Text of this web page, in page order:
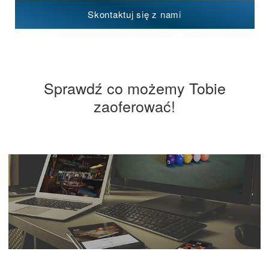
Skontaktuj się z nami
Sprawdź co możemy Tobie
zaoferować!